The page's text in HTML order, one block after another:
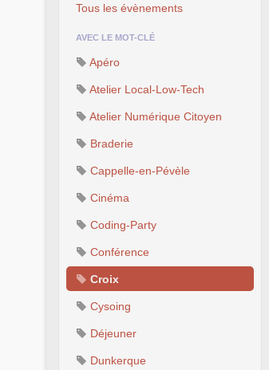
Tous les évènements
AVEC LE MOT-CLÉ
Apéro
Atelier Local-Low-Tech
Atelier Numérique Citoyen
Braderie
Cappelle-en-Pévèle
Cinéma
Coding-Party
Conférence
Croix
Cysoing
Déjeuner
Dunkerque